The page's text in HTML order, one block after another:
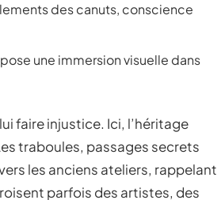
des canuts, conscience
une immersion visuelle dans
faire injustice. Ici, l’héritage
traboules, passages secrets
les anciens ateliers, rappelant
parfois des artistes, des